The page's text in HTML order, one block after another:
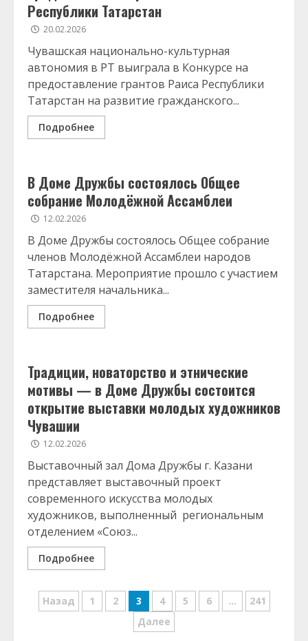
Республики Татарстан
20.02.2026
Чувашская национально-культурная
автономия в РТ выиграла в Конкурсе на
предоставление грантов Раиса Республики
Татарстан на развитие гражданского...
Подробнее
В Доме Дружбы состоялось Общее
собрание Молодёжной Ассамблеи
12.02.2026
В Доме Дружбы состоялось Общее собрание
членов Молодёжной Ассамблеи народов
Татарстана. Мероприятие прошло с участием
заместителя начальника...
Подробнее
Традиции, новаторство и этнические
мотивы — в Доме Дружбы состоится
открытие выставки молодых художников
Чувашии
12.02.2026
Выставочный зал Дома Дружбы г. Казани
представляет выставочный проект
современного искусства молодых
художников, выполненный региональным
отделением «Союз...
Подробнее
Навигация
Назад 1 2 3 4 5 6 …
241
Далее